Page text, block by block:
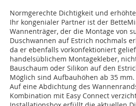
Normgerechte Dichtigkeit und
Ihr kongenialer Partner ist der
Wannenträger, der die Montage von
Duschwannen auf Estrich nochmals
da er ebenfalls vorkonfektioniert
handelsüblichem Montagekleber,
Bauschaum oder Silikon auf den
Möglich sind Aufbauhöhen ab 35 mm.
Auf eine Abdichtung des
Kombination mit Easy Connect